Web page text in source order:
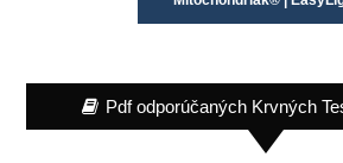
Pdf odporúčaných Krvných